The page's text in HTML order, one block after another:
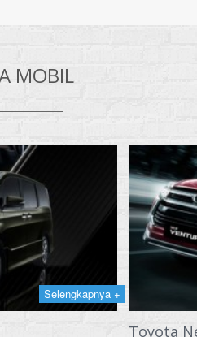
MOBIL
Selengkapnya +
Toyota